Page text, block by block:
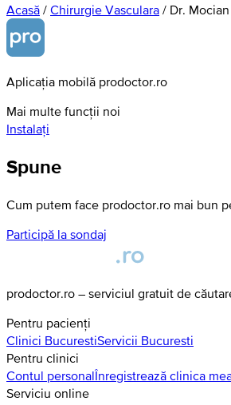
Acasă / Chirurgie Vasculara / Dr.
Aplicația mobilă prodoctor.ro
Mai multe funcții noi
Instalați
Spune
Cum putem face prodoctor.ro mai bun
Participă la sondaj
prodoctor.ro – serviciul gratuit de
Pentru pacienți
Clinici BucurestiServicii Bucuresti
Pentru clinici
Contul personalÎnregistrează clinica
Serviciu online